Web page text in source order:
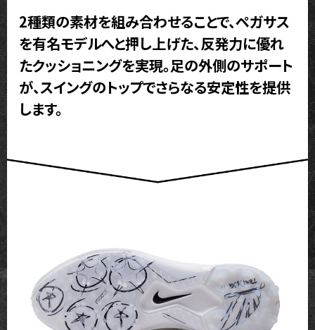
2種類の素材を組み合わせることで、ペガサス
を有名モデルへと押し上げた、反発力に優れ
たクッショニングを実現。足の外側のサポート
が、スイングのトップでさらなる安定性を提供
します。